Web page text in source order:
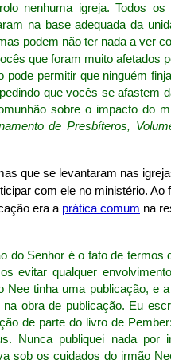
nenhuma igreja. Todos
na base adequada da
podem não ter nada a ver
que foram muito afetados
permitir que ninguém
que vocês se afastem
sobre o impacto do
de Presbíteros,
que se levantaram nas
com ele no ministério. Ao
era a prática comum na
do Senhor é o fato de termos
evitar qualquer
tinha uma publicação, e
obra de publicação. Eu
de parte do livro de Pember:
Nunca publiquei nada por
sob os cuidados do irmão